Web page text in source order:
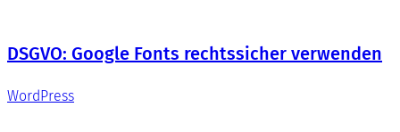
DSGVO: Google Fonts rechtssicher verwenden
WordPress